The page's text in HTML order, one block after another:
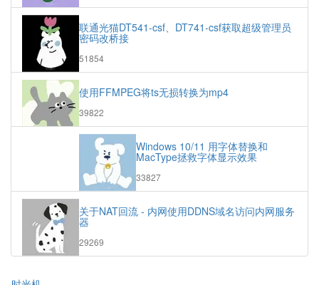
次
数:
联通光猫DT541-csf、DT741-csf获取超级管理员
密码改桥接
浏
次
数:
51854
使用FFMPEG将ts无损转换为mp4
浏
次
39822
Windows 10/11 用字体替换和
MacType拯救字体显示效果
浏
数:
33827
关于NAT回流 - 内网使用DDNS域名访问内网服务
器
浏
29269